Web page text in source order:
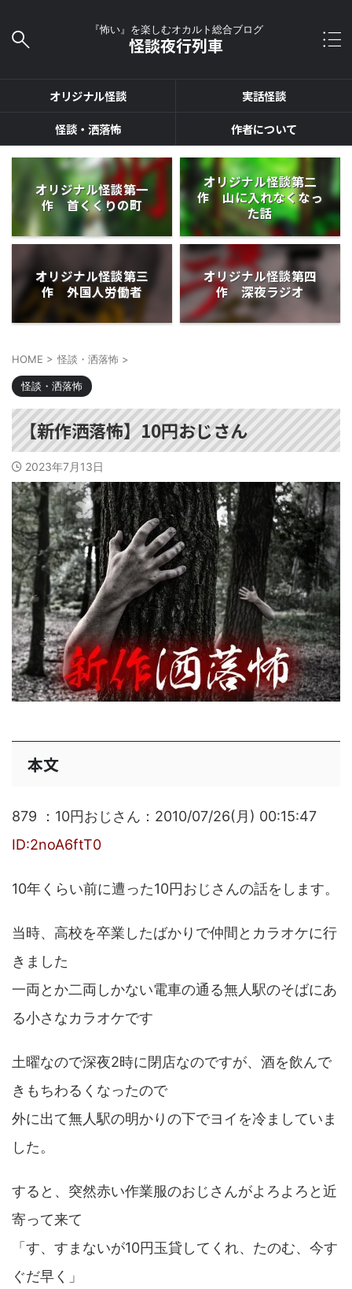
『怖い』を楽しむオカルト総合ブログ
怪談夜行列車
オリジナル怪談
実話怪談
怪談・洒落怖
作者について
オリジナル怪談第一
作 首くくりの町
オリジナル怪談第二
作 山に入れなくなっ
た話
オリジナル怪談第三
作 外国人労働者
オリジナル怪談第四
作 深夜ラジオ
HOME > 怪談・洒落怖 >
怪談・洒落怖
【新作洒落怖】10円おじさん
2023年7月13日
本文
879 ：10円おじさん：2010/07/26(月) 00:15:47
ID:2noA6ftT0
10年くらい前に遭った10円おじさんの話をします。
当時、高校を卒業したばかりで仲間とカラオケに行
きました
一両とか二両しかない電車の通る無人駅のそばにあ
る小さなカラオケです
土曜なので深夜2時に閉店なのですが、酒を飲んで
きもちわるくなったので
外に出て無人駅の明かりの下でヨイを冷ましていま
した。
すると、突然赤い作業服のおじさんがよろよろと近
寄って来て
「す、すまないが10円玉貸してくれ、たのむ、今す
ぐだ早く」